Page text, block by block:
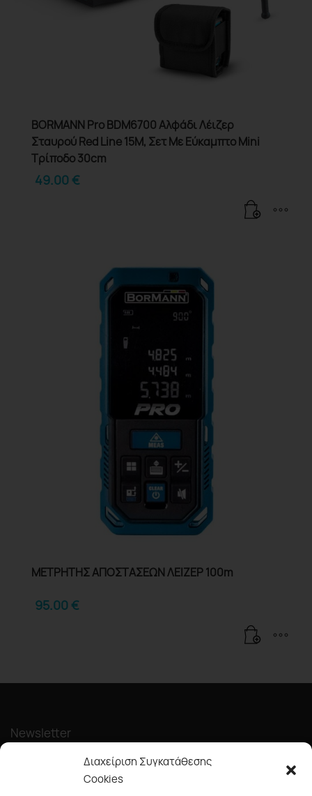
Διαχείριση Συγκατάθεσης
Cookies
BORMANN Pro BDM6700 Αλφάδι Λέιζερ
Σταυρού Red Line 15M, Σετ Με Εύκαμπτο Mini
Τρίποδο 30cm
49.00€
ΜΕΤΡΗΤΗΣ ΑΠΟΣΤΑΣΕΩΝ ΛΕΙΖΕΡ 100m
95.00€
Newsletter